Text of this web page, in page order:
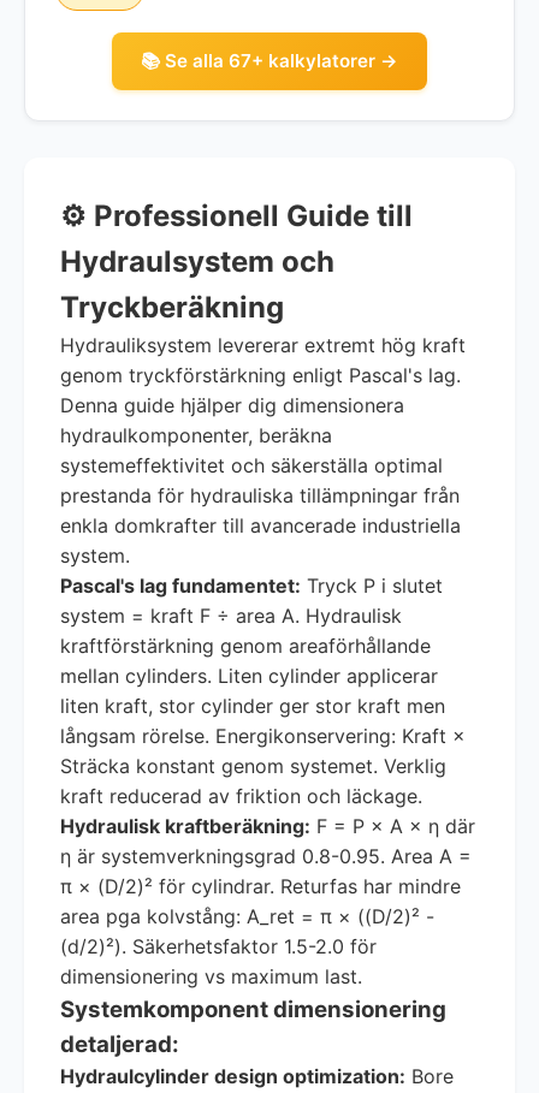
📚 Se alla 67+ kalkylatorer →
⚙️ Professionell Guide till
Hydraulsystem och
Tryckberäkning
Hydrauliksystem levererar extremt hög kraft
genom tryckförstärkning enligt Pascal's lag.
Denna guide hjälper dig dimensionera
hydraulkomponenter, beräkna
systemeffektivitet och säkerställa optimal
prestanda för hydrauliska tillämpningar från
enkla domkrafter till avancerade industriella
system.
Pascal's lag fundamentet: Tryck P i slutet
system = kraft F ÷ area A. Hydraulisk
kraftförstärkning genom areaförhållande
mellan cylinders. Liten cylinder applicerar
liten kraft, stor cylinder ger stor kraft men
långsam rörelse. Energikonservering: Kraft ×
Sträcka konstant genom systemet. Verklig
kraft reducerad av friktion och läckage.
Hydraulisk kraftberäkning: F = P × A × η där
η är systemverkningsgrad 0.8-0.95. Area A =
π × (D/2)² för cylindrar. Returfas har mindre
area pga kolvstång: A_ret = π × ((D/2)² -
(d/2)²). Säkerhetsfaktor 1.5-2.0 för
dimensionering vs maximum last.
Systemkomponent dimensionering
detaljerad:
Hydraulcylinder design optimization: Bore